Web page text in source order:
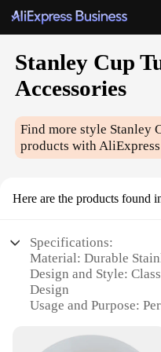
Stanley Cup
Accessories
Find more style Stanley
products with
Here are the products found
Specifications:
Material: Durable
Design and Style:
Design
Usage and Purpose:
Shape or Size: